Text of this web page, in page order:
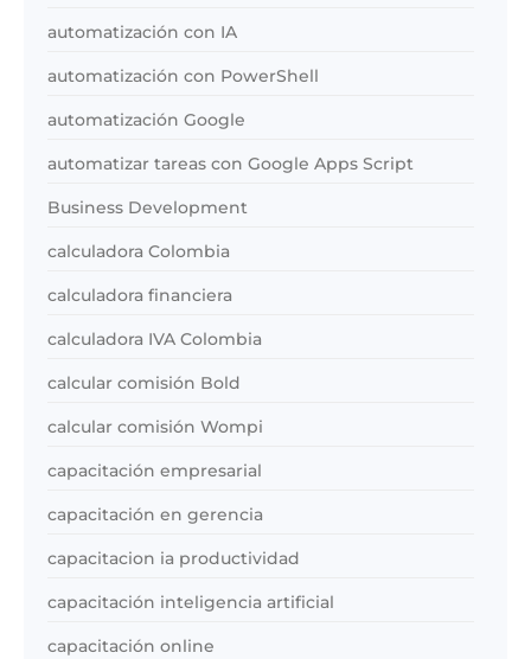
automatización con IA
automatización con PowerShell
automatización Google
automatizar tareas con Google Apps Script
Business Development
calculadora Colombia
calculadora financiera
calculadora IVA Colombia
calcular comisión Bold
calcular comisión Wompi
capacitación empresarial
capacitación en gerencia
capacitacion ia productividad
capacitación inteligencia artificial
capacitación online